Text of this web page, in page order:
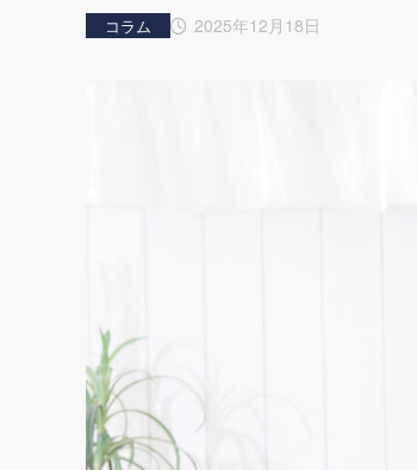
2025年12月18日
コラム